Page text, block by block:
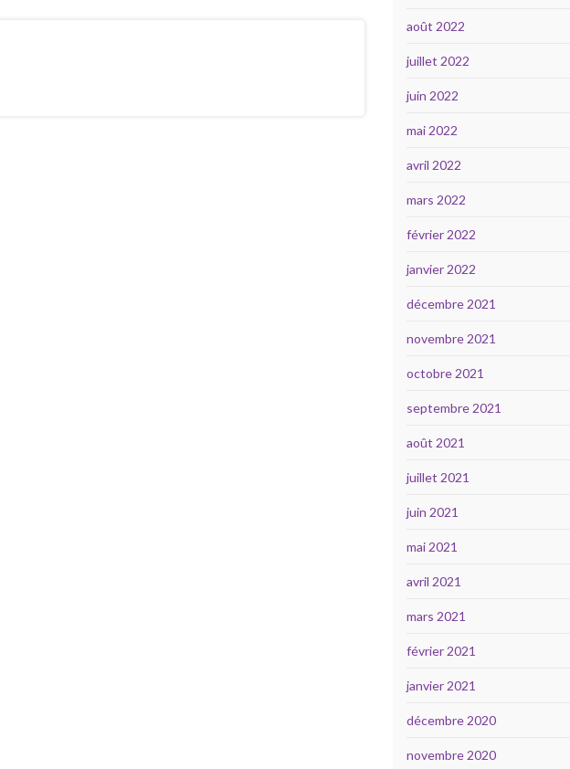
août 2022
juillet 2022
juin 2022
mai 2022
avril 2022
mars 2022
février 2022
janvier 2022
décembre 2021
novembre 2021
octobre 2021
septembre 2021
août 2021
juillet 2021
juin 2021
mai 2021
avril 2021
mars 2021
février 2021
janvier 2021
décembre 2020
novembre 2020